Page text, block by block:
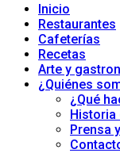
Inicio
Restaurantes
Cafeterías
Recetas
Arte y
¿Quiénes
¿Qué
Historia
Prensa